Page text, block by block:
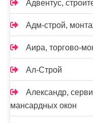
Адвентус,
Адм-строй,
Аира, торгово-
Ал-Строй
Александр,
мансардных окон